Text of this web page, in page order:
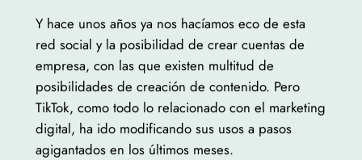
Y hace unos años ya nos hacíamos eco de esta
red social y la posibilidad de crear cuentas de
empresa, con las que existen multitud de
posibilidades de creación de contenido. Pero
TikTok, como todo lo relacionado con el marketing
digital, ha ido modificando sus usos a pasos
agigantados en los últimos meses.